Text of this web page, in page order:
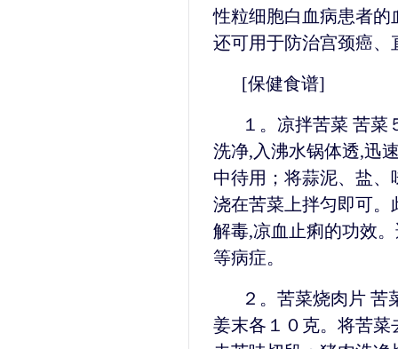
性粒细胞白血病患者
还可用于防治宫颈癌、
[保健食谱]
１。凉拌苦菜 苦菜
洗净,入沸水锅体透,迅
中待用；将蒜泥、盐
浇在苦菜上拌匀即可。
解毒,凉血止痢的功效
等病症。
２。苦菜烧肉片 苦
姜末各１０克。将苦菜